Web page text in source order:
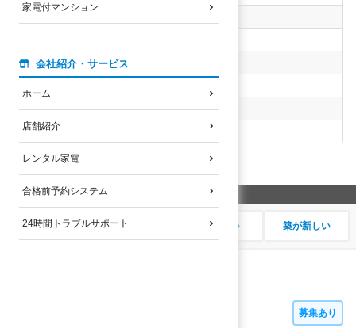
家電付マンション
会社紹介・サービス
ホーム
店舗紹介
レンタル家電
合格前予約システム
24時間トラブルサポート
選択した設備・特徴
物件名検索
なし
検索結果 3
希望の順番に並び替え
家賃が安い 大学に近い 駅に近い 築が新しい
募集あり